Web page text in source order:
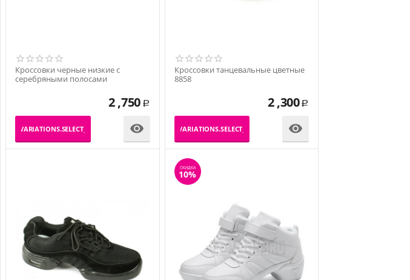
Кроссовки черные низкие с
серебряными полосами
2 ,750 Р

Кроссовки танцевальные цветные
8858
2 ,300 Р
_PRODUCT_VARIATIONS.SELECT_VARIATION 
СКИДКА
10%